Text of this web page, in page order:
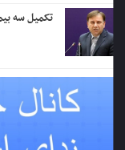
تکمیل سه